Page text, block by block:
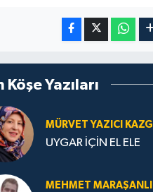
Köşe Yazıları
MÜRVET YAZICI KAZGI
UYGAR İÇİN EL ELE
MEHMET MARAŞANLI